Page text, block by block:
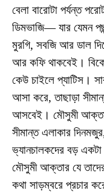
বেলা বারোটা পর্যন্ত
ডিমভাজি— যার যেমন
মুরগি, সবজি আর ডাল
আর কফি থাকবেই।
কেউ চাইলে প্যাটিস।
আসা করে, তাছাড়া
আসবেই। মৌসুমী
সীমান্ত এলাকার
ভ্যানচালকদের বড়
মৌসুমী আক্তার যে
কথা সাড়ম্বরে প্রচার